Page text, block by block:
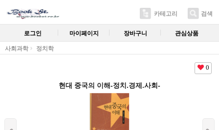
카테고리 검색
로그인 마이페이지 장바구니 관심상품
사회과학 정치학
0
현대 중국의 이해-정치.경제.사회-